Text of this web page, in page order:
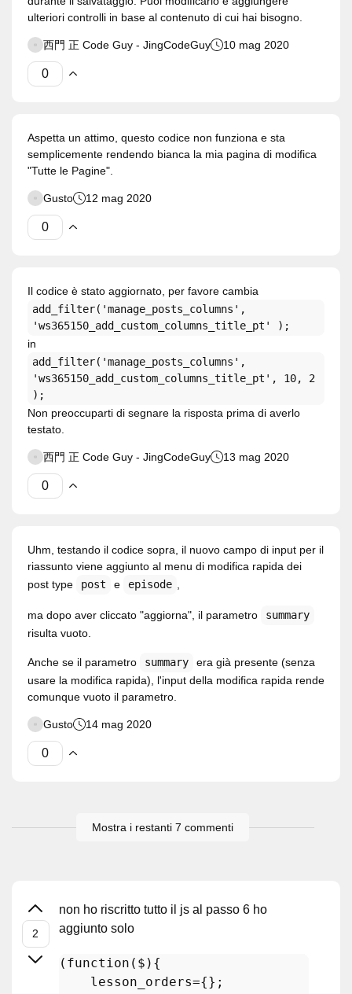
ulteriori controlli in base al contenuto di cui hai bisogno.
西門 正 Code Guy - JingCodeGuy 10 mag 2020
Aspetta un attimo, questo codice non funziona e sta
semplicemente rendendo bianca la mia pagina di modifica
"Tutte le Pagine".
Gusto 12 mag 2020
Il codice è stato aggiornato, per favore cambia
add_filter('manage_posts_columns',
'ws365150_add_custom_columns_title_pt' );
in
add_filter('manage_posts_columns',
'ws365150_add_custom_columns_title_pt', 10, 2
);
Non preoccuparti di segnare la risposta prima di averlo
testato.
西門 正 Code Guy - JingCodeGuy 13 mag 2020
Uhm, testando il codice sopra, il nuovo campo di input per il
riassunto viene aggiunto al menu di modifica rapida dei
post type
post e episode
ma dopo aver cliccato "aggiorna", il parametro
summary
risulta vuoto.
Anche se il parametro summary
era già presente (senza
usare la modifica rapida), l'input della modifica rapida rende
comunque vuoto il parametro.
Gusto 14 mag 2020
Mostra i restanti 7 commenti
non ho riscritto tutto il js al passo 6 ho
aggiunto solo
( function ( $ ) {
    lesson_orders={};